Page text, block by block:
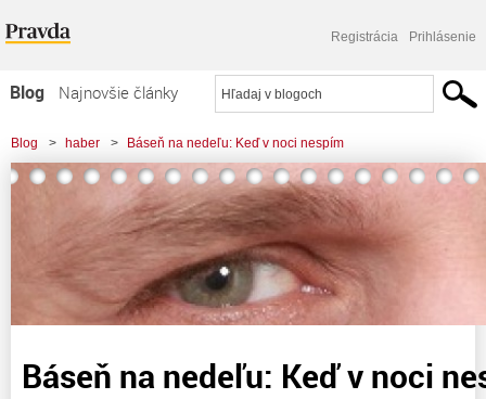
Registrácia Prihlásenie
Blog
Najnovšie články
Najčítanejšie články
Najkomentovanejšie články
Zoznam blogov
Komerčné blogy
Blog > haber > Báseň na nedeľu: Keď v noci nespím
Báseň na nedeľu: Keď v noci